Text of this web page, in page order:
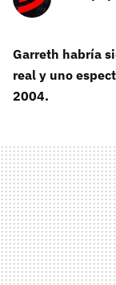
Garreth habría
real y uno
2004.